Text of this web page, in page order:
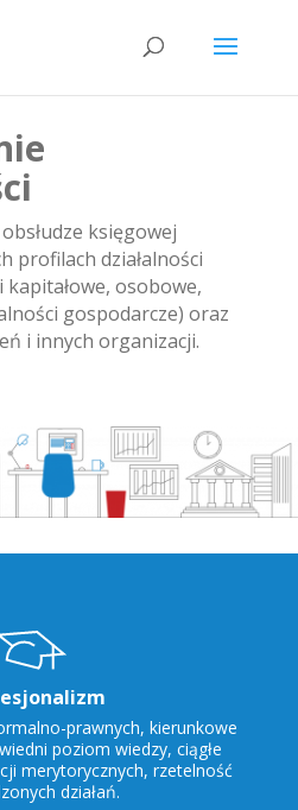
księgowej
profilach działalności
kapitałowe, osobowe,
gospodarcze) oraz
i innych organizacji.
prawnych, kierunkowe
poziom wiedzy, ciągłe
merytorycznych, rzetelność
działań.